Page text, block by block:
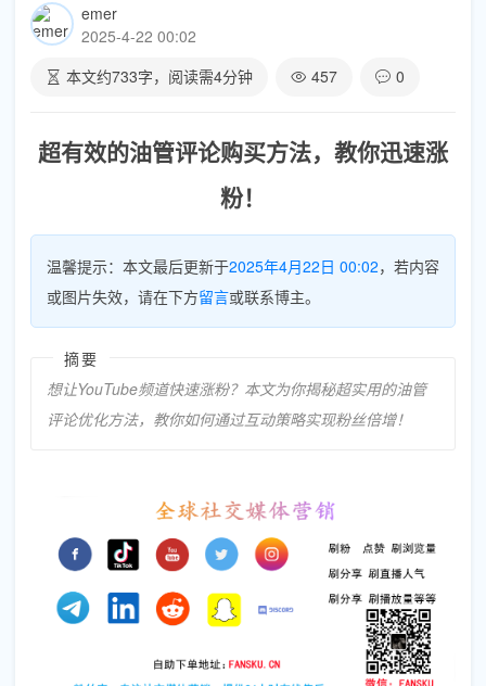
emer
2025-4-22 00:02
本文约733字，阅读需4分钟 457 0
超有效的油管评论购买方法，教你迅速涨
粉！
温馨提示：本文最后更新于2025年4月22日 00:02，若内容
或图片失效，请在下方留言或联系博主。
摘要
想让YouTube频道快速涨粉？本文为你揭秘超实用的油管
评论优化方法，教你如何通过互动策略实现粉丝倍增！